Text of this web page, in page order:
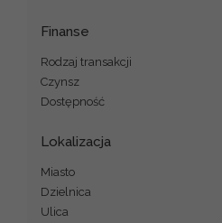
Finanse
Rodzaj transakcji
Czynsz
Dostępność
Lokalizacja
Miasto
Dzielnica
Ulica